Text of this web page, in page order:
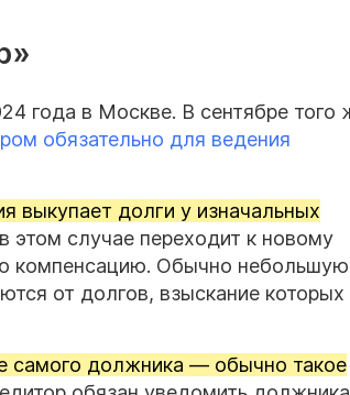
года в Москве. В сентябре того
обязательно для ведения
выкупает долги у изначальных
этом случае переходит к новому
компенсацию. Обычно
от долгов, взыскание которых
самого должника — обычно такое